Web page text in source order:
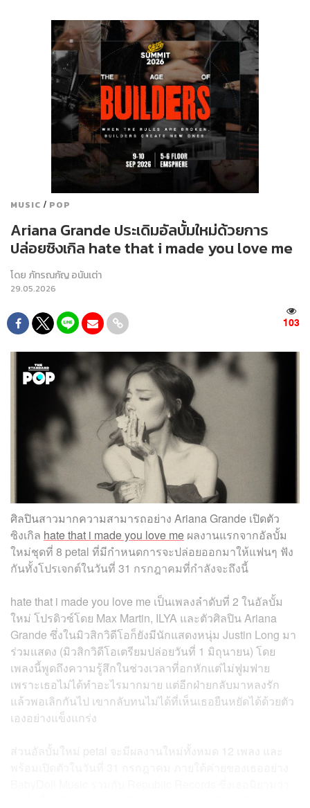
MUSIC / POP
Ariana Grande ประเดิมอัลบั้มใหม่ด้วยการ
ปล่อยซิงเกิล hate that i made you love me
โดย ภัทรณกัญ อนันเต่า
29.05.2026
103
ศิลปินสาวมากความสามารถอย่าง Ariana Grande เปิดตัว
ซิงเกิล hate that i made you love me ผลงานแรกจากอัลบั้ม
ใหม่ชุดที่ 8 petal ที่มีกำหนดการจะปล่อยออกมาให้แฟนๆ ฟัง
กันทั้งโปรเจกต์ในวันที่ 31 กรกฎาคมที่กำลังจะถึงนี้
hate that i made you love me เป็นเพลงลำดับที่ 2 ในอัลบั้ม
ใหม่ โปรดิวซ์โดย Max Martin, ILYA และตัวศิลปิน Ariana
Grande ซึ่งในมิวสิกวิดีโอก็ยังมีนักแสดงหนุ่ม Justin Long มา
ร่วมแสดง (มิวสิกวิดีโอเตรียมปล่อยวันที่ 1 มิถุนายน) โดย
เพลงนี้พูดถึงความรู้สึกในช่วงเวลาที่อกหักแต่ไม่ฟูมฟาย
เพราะเธอไม่ได้ทำอะไรมากมาย แต่อีกฝ่ายกลับมาหลงรัก
แล้วพอเลิกกันไป เขากลับทนไม่ได้ที่เห็นเธอยืนหยัดได้ด้วยตัว
เองอย่างแข็งแกร่ง
ส่วนอัลบั้มใหม่ petal จะมีผลงานใหม่ทั้งหมด 12 เพลง และ